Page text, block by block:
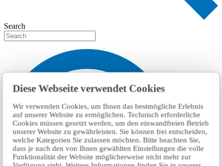
Diese Webseite verwendet Cookies
Wir verwenden Cookies, um Ihnen das bestmögliche Erlebnis
auf unserer Website zu ermöglichen. Technisch erforderliche
Cookies müssen gesetzt werden, um den einwandfreien Betrieb
unserer Website zu gewährleisten. Sie können frei entscheiden,
welche Kategorien Sie zulassen möchten. Bitte beachten Sie,
dass je nach den von Ihnen gewählten Einstellungen die volle
Funktionalität der Website möglicherweise nicht mehr zur
Search